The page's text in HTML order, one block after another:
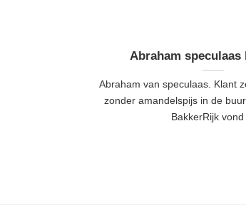
Abraham speculaas
Abraham van speculaas. Klant
zonder amandelspijs in de
BakkerRijk vond